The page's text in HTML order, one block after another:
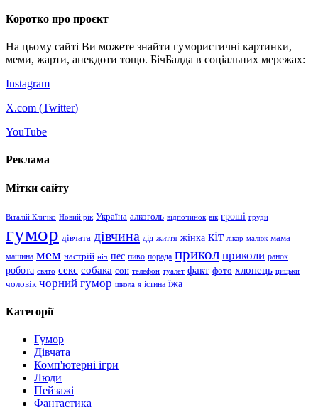
Коротко про проєкт
На цьому сайті Ви можете знайти гумористичні картинки,
меми, жарти, анекдоти тощо. БічБалда в соціальних мережах:
Instagram
X.com (Twitter)
YouTube
Реклама
Мітки сайту
Віталій Кличко Новий рік Україна алкоголь відпочинок вік гроші груди
гумор дівчата дівчина дід життя жінка кіт лікар малюк мама
машина мем настрій ніч пес пиво порада прикол приколи ранок
робота свято секс собака сон телефон туалет факт фото хлопець цицьки
чоловік чорний гумор школа я істина їжа
Категорії
Гумор
Дівчата
Комп'ютерні ігри
Люди
Пейзажі
Фантастика